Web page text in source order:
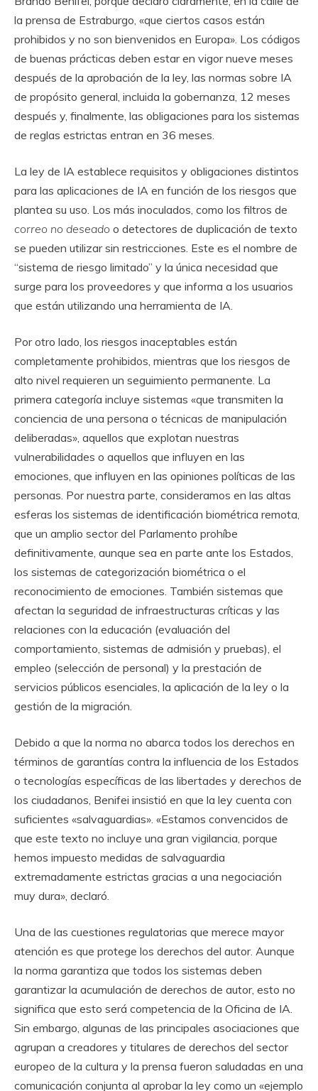
la prensa de Estraburgo, «que ciertos casos están
prohibidos y no son bienvenidos en Europa». Los códigos
de buenas prácticas deben estar en vigor nueve meses
después de la aprobación de la ley, las normas sobre IA
de propósito general, incluida la gobernanza, 12 meses
después y, finalmente, las obligaciones para los sistemas
de reglas estrictas entran en 36 meses.
La ley de IA establece requisitos y obligaciones distintos
para las aplicaciones de IA en función de los riesgos que
plantea su uso. Los más inoculados, como los filtros de
correo no deseado o detectores de duplicación de texto
se pueden utilizar sin restricciones. Este es el nombre de
“sistema de riesgo limitado” y la única necesidad que
surge para los proveedores y que informa a los usuarios
que están utilizando una herramienta de IA.
Por otro lado, los riesgos inaceptables están
completamente prohibidos, mientras que los riesgos de
alto nivel requieren un seguimiento permanente. La
primera categoría incluye sistemas «que transmiten la
conciencia de una persona o técnicas de manipulación
deliberadas», aquellos que explotan nuestras
vulnerabilidades o aquellos que influyen en las
emociones, que influyen en las opiniones políticas de las
personas. Por nuestra parte, consideramos en las altas
esferas los sistemas de identificación biométrica remota,
que un amplio sector del Parlamento prohíbe
definitivamente, aunque sea en parte ante los Estados,
los sistemas de categorización biométrica o el
reconocimiento de emociones. También sistemas que
afectan la seguridad de infraestructuras críticas y las
relaciones con la educación (evaluación del
comportamiento, sistemas de admisión y pruebas), el
empleo (selección de personal) y la prestación de
servicios públicos esenciales, la aplicación de la ley o la
gestión de la migración.
Debido a que la norma no abarca todos los derechos en
términos de garantías contra la influencia de los Estados
o tecnologías específicas de las libertades y derechos de
los ciudadanos, Benifei insistió en que la ley cuenta con
suficientes «salvaguardias». «Estamos convencidos de
que este texto no incluye una gran vigilancia, porque
hemos impuesto medidas de salvaguardia
extremadamente estrictas gracias a una negociación
muy dura», declaró.
Una de las cuestiones regulatorias que merece mayor
atención es que protege los derechos del autor. Aunque
la norma garantiza que todos los sistemas deben
garantizar la acumulación de derechos de autor, esto no
significa que esto será competencia de la Oficina de IA.
Sin embargo, algunas de las principales asociaciones que
agrupan a creadores y titulares de derechos del sector
europeo de la cultura y la prensa fueron saludadas en una
comunicación conjunta al aprobar la ley como un «ejemplo